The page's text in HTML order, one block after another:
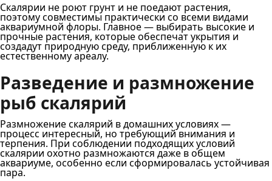
Скалярии не роют грунт и не поедают растения,
поэтому совместимы практически со всеми видами
аквариумной флоры. Главное — выбирать высокие и
прочные растения, которые обеспечат укрытия и
создадут природную среду, приближенную к их
естественному ареалу.
Разведение и размножение
рыб скалярий
Размножение скалярий в домашних условиях —
процесс интересный, но требующий внимания и
терпения. При соблюдении подходящих условий
скалярии охотно размножаются даже в общем
аквариуме, особенно если сформировалась устойчивая
пара.